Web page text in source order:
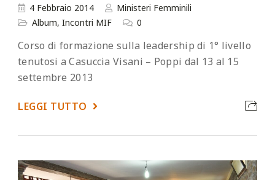
4 Febbraio 2014
Ministeri Femminili
Album, Incontri MIF 0
Corso di formazione sulla leadership di 1° livello
tenutosi a Casuccia Visani – Poppi dal 13 al 15
settembre 2013
LEGGI TUTTO